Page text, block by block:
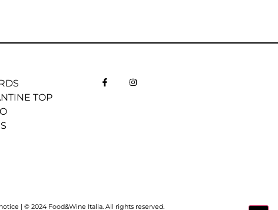
TOP
| © 2024 Food&Wine Italia. All rights reserved.